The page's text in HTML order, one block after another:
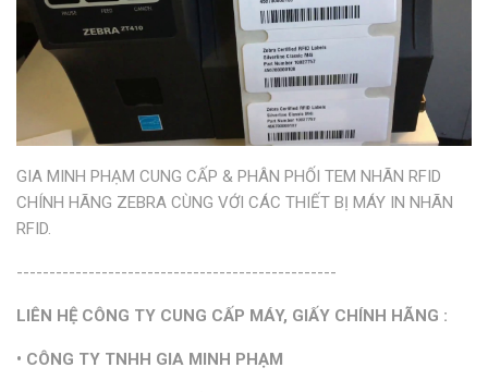
GIA MINH PHẠM CUNG CẤP & PHÂN PHỐI TEM NHÃN RFID
CHÍNH HÃNG ZEBRA CÙNG VỚI CÁC THIẾT BỊ MÁY IN NHÃN
RFID.
-------------------------------------------------
LIÊN HỆ CÔNG TY CUNG CẤP MÁY, GIẤY CHÍNH HÃNG :
• CÔNG TY TNHH GIA MINH PHẠM